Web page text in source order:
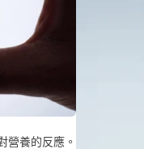
營養的反應。